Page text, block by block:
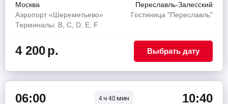
Москва
Переславль-Залесский
Аэропорт «Шереметьево»
Терминалы: B, C, D, E, F
Гостиница "Переславль"
4 200р. Выбрать дату
06:00 4ч 40 мин 10:40